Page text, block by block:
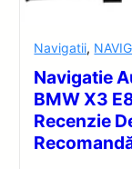
Navigatii,
Navigatie
BMW X3
Recenzie